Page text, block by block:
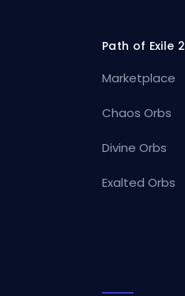
Path of Exile 2
Marketplace
Chaos Orbs
Divine Orbs
Exalted Orbs